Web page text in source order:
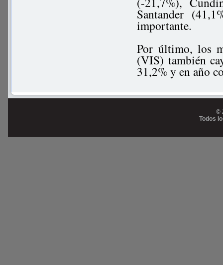
Santander
importante.
Por último, los
(VIS) también
31,2% y en año
©
Todos